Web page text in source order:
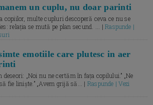
un cuplu, nu doar parinti
copiilor, multe cupluri descoperă ceva ce nu se
relația se mută pe plan secund. ... |Raspunde |
emotiile care plutesc in aer
„Noi nu ne certăm în fața copilului.” „Ne
fie liniște.” „Avem grijă să... | Raspunde | Vezi